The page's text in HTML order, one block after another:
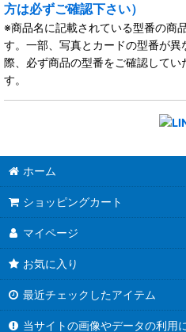
方は必ずご確認下さい）
※商品名に記載されている型番の商
す。一部、写真とカードの型番が
際、必ず商品の型番をご確認して
す。
ホーム
ショッピングカート
マイページ
お気に入り
最近チェックしたアイテム
当サイトの画像やデータの利用